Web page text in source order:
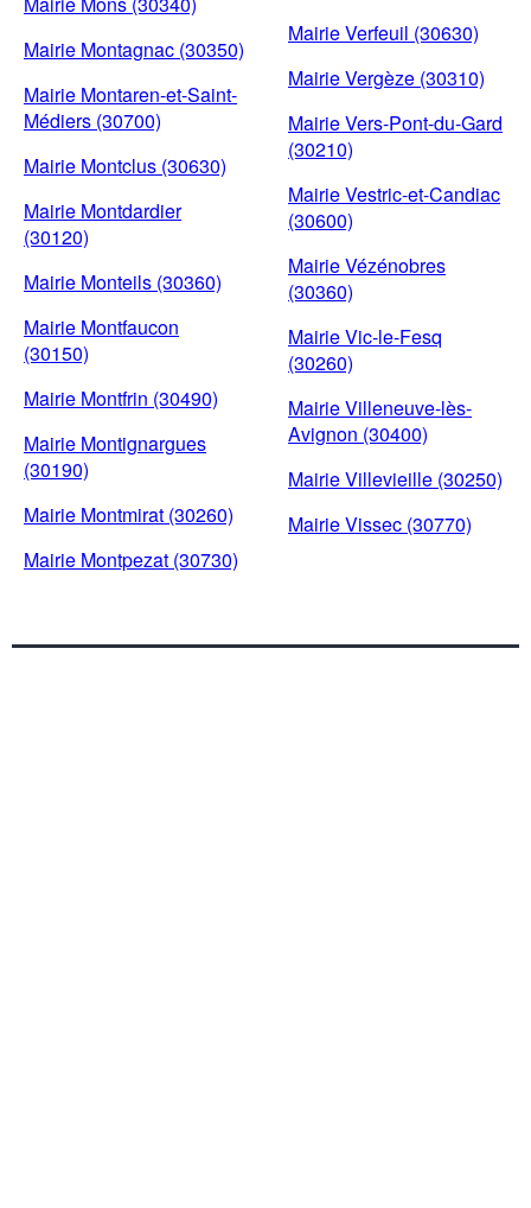
Mairie Montagnac (30350)
Mairie Montaren-et-Saint-
Médiers (30700)
Mairie Montclus (30630)
Mairie Montdardier
(30120)
Mairie Monteils (30360)
Mairie Montfaucon
(30150)
Mairie Montfrin (30490)
Mairie Montignargues
(30190)
Mairie Montmirat (30260)
Mairie Montpezat (30730)
Mairie Verfeuil (30630)
Mairie Vergèze (30310)
Mairie Vers-Pont-du-Gard
(30210)
Mairie Vestric-et-Candiac
(30600)
Mairie Vézénobres
(30360)
Mairie Vic-le-Fesq
(30260)
Mairie Villeneuve-lès-
Avignon (30400)
Mairie Villevieille (30250)
Mairie Vissec (30770)